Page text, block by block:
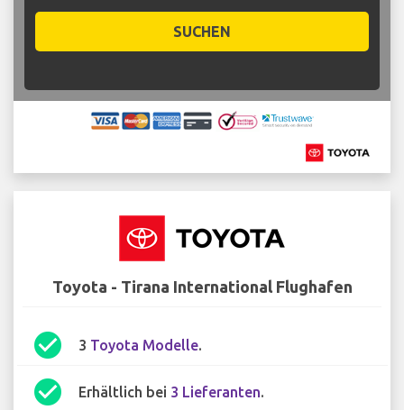
SUCHEN
Toyota - Tirana International Flughafen
check_circle 3 Toyota Modelle.
check_circle Erhältlich bei 3 Lieferanten.